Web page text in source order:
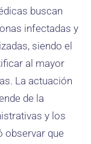
buscan
infectadas y
siendo el
al mayor
La actuación
de la
y los
observar que